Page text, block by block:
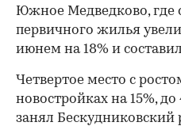
Южное Медведково, где
первичного жилья
июнем на 18% и
Четвертое место с
новостройках на 15%, до
занял